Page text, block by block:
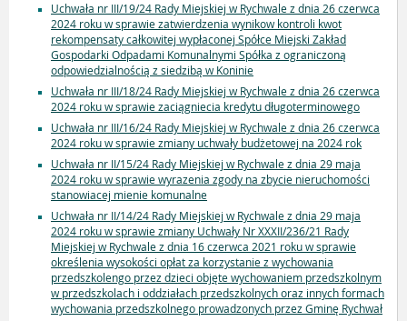
Uchwała nr III/19/24 Rady Miejskiej w Rychwale z dnia 26 czerwca
2024 roku w sprawie zatwierdzenia wynikow kontroli kwot
rekompensaty całkowitej wypłaconej Spółce Miejski Zakład
Gospodarki Odpadami Komunalnymi Spółka z ograniczoną
odpowiedzialnością z siedzibą w Koninie
Uchwała nr III/18/24 Rady Miejskiej w Rychwale z dnia 26 czerwca
2024 roku w sprawie zaciągniecia kredytu długoterminowego
Uchwała nr III/16/24 Rady Miejskiej w Rychwale z dnia 26 czerwca
2024 roku w sprawie zmiany uchwały budżetowej na 2024 rok
Uchwała nr II/15/24 Rady Miejskiej w Rychwale z dnia 29 maja
2024 roku w sprawie wyrazenia zgody na zbycie nieruchomości
stanowiacej mienie komunalne
Uchwała nr II/14/24 Rady Miejskiej w Rychwale z dnia 29 maja
2024 roku w sprawie zmiany Uchwały Nr XXXII/236/21 Rady
Miejskiej w Rychwale z dnia 16 czerwca 2021 roku w sprawie
określenia wysokości opłat za korzystanie z wychowania
przedszkolengo przez dzieci objęte wychowaniem przedszkolnym
w przedszkolach i oddziałach przedszkolnych oraz innych formach
wychowania przedszkolnego prowadzonych przez Gminę Rychwał